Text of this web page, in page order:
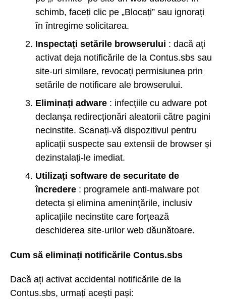
schimb, faceți clic pe „Blocați” sau ignorați
în întregime solicitarea.
Inspectați setările browserului : dacă ați
activat deja notificările de la Contus.sbs sau
site-uri similare, revocați permisiunea prin
setările de notificare ale browserului.
Eliminați adware : infecțiile cu adware pot
declanșa redirecționări aleatorii către pagini
necinstite. Scanați-vă dispozitivul pentru
aplicații suspecte sau extensii de browser și
dezinstalați-le imediat.
Utilizați software de securitate de
încredere : programele anti-malware pot
detecta și elimina amenințările, inclusiv
aplicațiile necinstite care forțează
deschiderea site-urilor web dăunătoare.
Cum să eliminați notificările Contus.sbs
Dacă ați activat accidental notificările de la
Contus.sbs, urmați acești pași: